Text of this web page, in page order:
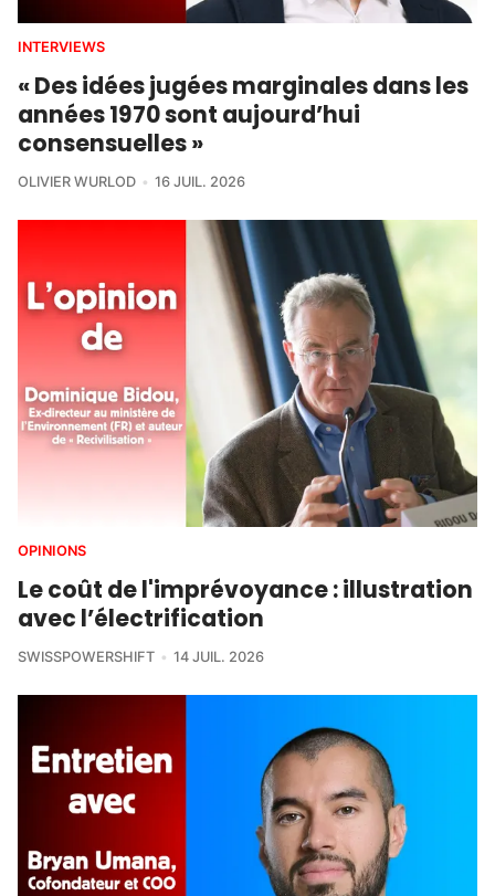
INTERVIEWS
« Des idées jugées marginales dans les
années 1970 sont aujourd’hui
consensuelles »
OLIVIER WURLOD 16 JUIL. 2026
OPINIONS
Le coût de l'imprévoyance : illustration
avec l’électrification
SWISSPOWERSHIFT 14 JUIL. 2026